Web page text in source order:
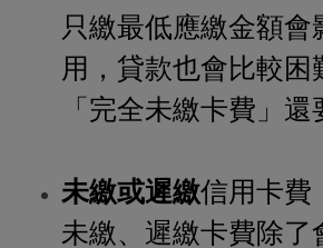
只繳最低應繳金額會
用，貸款也會比較困
「完全未繳卡費」還
未繳或遲繳信用卡費
未繳、遲繳卡費除了